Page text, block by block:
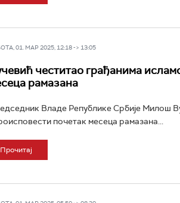
01. МАР 2025, 12:18 -> 13:05
честитао грађанима
рамазана
Владе Републике Србије Милош
почетак месеца рамазана...
Прочитај